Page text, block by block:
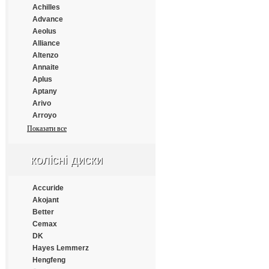
Estrada
Everest
Everton
Fairking
Falken
Farroad
Fastwear
Federal
Fesite
Firelion
Firemax
Formula
Frideric
Fronway
Fulda
Fullrun
Funtoma
Gallant
General
Achilles
Advance
Aeolus
Alliance
Altenzo
Annaite
Aplus
Aptany
Arivo
Arroyo
Atlander
Austone
Bars
Barum
BFGoodrich
Blacklion
Bridgestone
Cachland
Chengshan
Показати все
колісні диски
Accuride
Akojant
Better
Cemax
DK
Hayes Lemmerz
Hengfeng